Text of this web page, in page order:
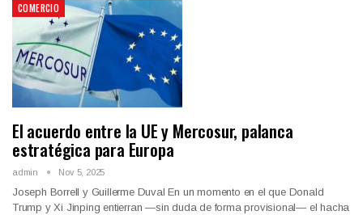
COMERCIO
El acuerdo entre la UE y Mercosur, palanca
estratégica para Europa
admin Nov 5, 2025
Joseph Borrell y Guillerme Duval En un momento en el que Donald
Trump y Xi Jinping entierran —sin duda de forma provisional— el hacha